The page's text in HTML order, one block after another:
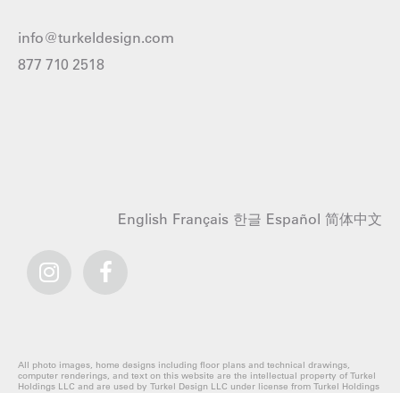
info@turkeldesign.com
877 710 2518
English Français 한글 Español 简体中文
All photo images, home designs including floor plans and technical drawings,
computer renderings, and text on this website are the intellectual property of Turkel
Holdings LLC and are used by Turkel Design LLC under license from Turkel Holdings